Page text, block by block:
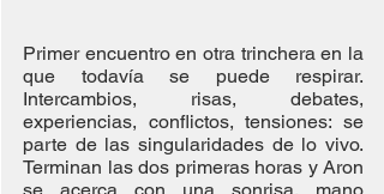
Primer encuentro en otra trinchera en la
que todavía se puede respirar.
Intercambios, risas, debates,
experiencias, conflictos, tensiones: se
parte de las singularidades de lo vivo.
Terminan las dos primeras horas y Aron